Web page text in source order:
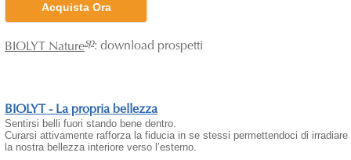
Acquista Ora
BIOLYT Naturesp: download prospetti
BIOLYT - La propria bellezza
Sentirsi belli fuori stando bene dentro.
Curarsi attivamente rafforza la fiducia in se stessi permettendoci di irradiare
la nostra bellezza interiore verso l’esterno.